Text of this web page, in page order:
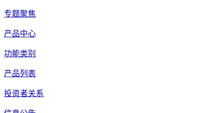
专题聚焦
产品中心
功能类别
产品列表
投资者关系